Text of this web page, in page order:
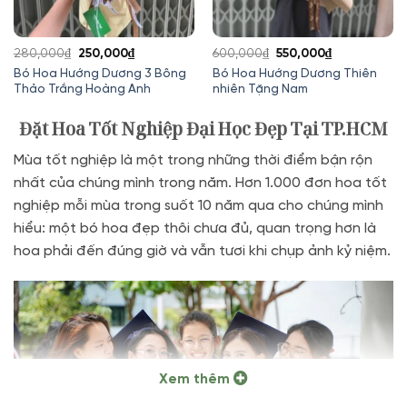
Bó Hoa Hướng Dương 3 Bông
Thảo Trắng Hoàng Anh
280,000₫
Giá
gốc
là:
250,000₫Giá
hiện
tại
250,000₫.
Bó Hoa Hướng Dương Thiên
nhiên Tặng Nam
600,000₫ Giá
gốc
là:
550,000₫Giá
hiện
550,000₫.
Đặt Hoa Tốt Nghiệp Đại Học Đẹp Tại TP.HCM
Mùa tốt nghiệp là một trong những thời điểm bận rộn
nhất của chúng mình trong năm. Hơn 1.000 đơn hoa tốt
nghiệp mỗi mùa trong suốt 10 năm qua cho chúng mình
hiểu: một bó hoa đẹp thôi chưa đủ, quan trọng hơn là
hoa phải đến đúng giờ và vẫn tươi khi chụp ảnh kỷ niệm.
Xem thêm